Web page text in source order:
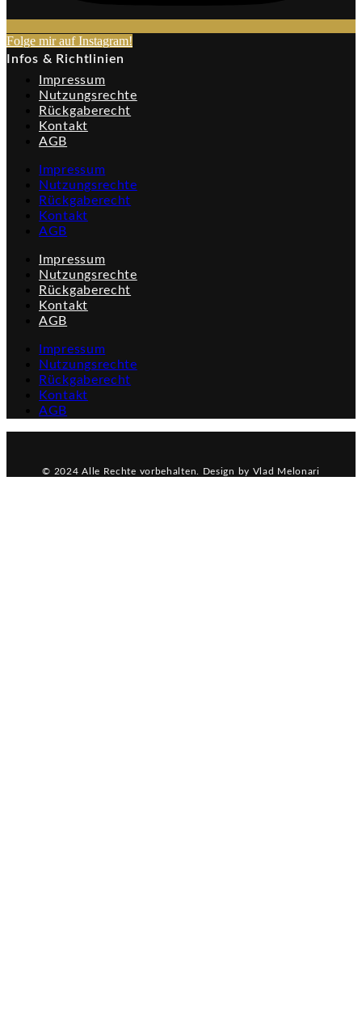
Folge mir auf Instagram!​
Infos & Richtlinien
Impressum
Nutzungsrechte
Rückgaberecht
Kontakt
AGB
Impressum
Nutzungsrechte
Rückgaberecht
Kontakt
AGB
Impressum
Nutzungsrechte
Rückgaberecht
Kontakt
AGB
Impressum
Nutzungsrechte
Rückgaberecht
Kontakt
AGB
© 2024 Alle Rechte vorbehalten. Design by Vlad Melonari